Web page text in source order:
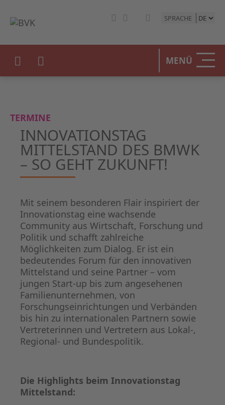
SPRACHE
MENÜ
TERMINE
INNOVATIONSTAG
MITTELSTAND DES BMWK
– SO GEHT ZUKUNFT!
Mit seinem besonderen Flair inspiriert der
Innovationstag eine wachsende
Community aus Wirtschaft, Forschung und
Politik und schafft zahlreiche
Möglichkeiten zum Dialog. Er ist ein
bedeutendes Forum für den innovativen
Mittelstand und seine Partner – vom
jungen Start-up bis zum angesehenen
Familienunternehmen, von
Forschungseinrichtungen und Verbänden
bis hin zu internationalen Partnern sowie
Vertreterinnen und Vertretern aus Lokal-,
Regional- und Bundespolitik.
Die Highlights beim Innovationstag
Mittelstand: